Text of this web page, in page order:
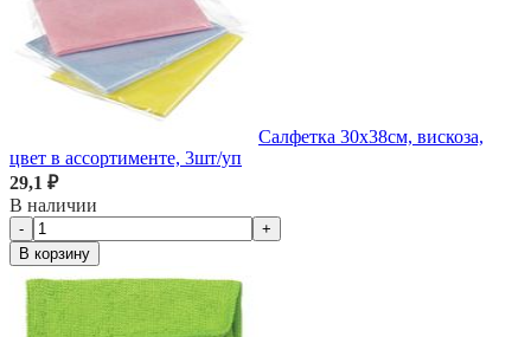
Салфетка 30х38см, вискоза,
цвет в ассортименте, 3шт/уп
29,1 ₽
В наличии
-
+
В корзину